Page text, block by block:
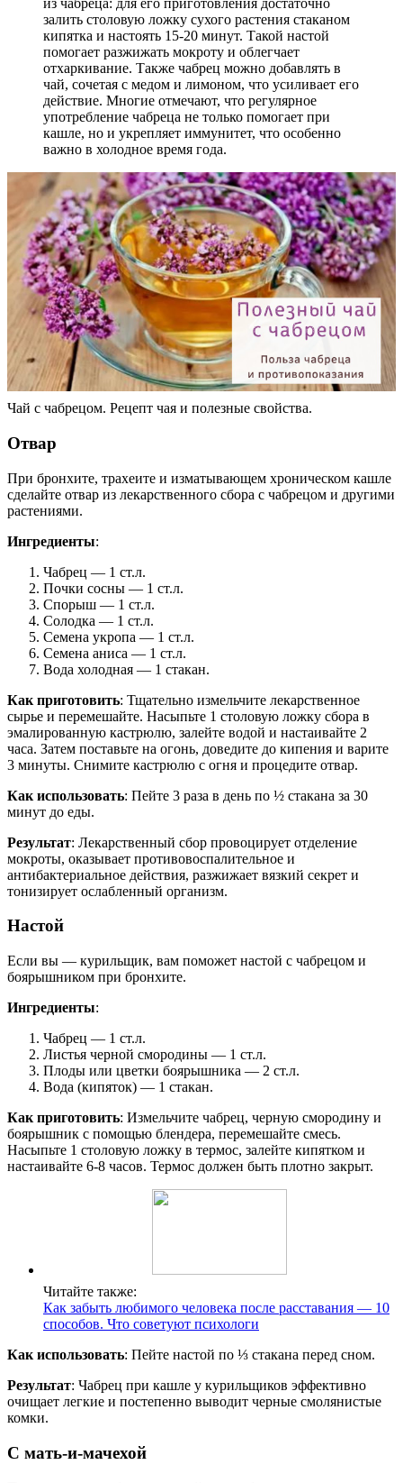
из чабреца: для его приготовления достаточно
залить столовую ложку сухого растения стаканом
кипятка и настоять 15-20 минут. Такой настой
помогает разжижать мокроту и облегчает
отхаркивание. Также чабрец можно добавлять в
чай, сочетая с медом и лимоном, что усиливает его
действие. Многие отмечают, что регулярное
употребление чабреца не только помогает при
кашле, но и укрепляет иммунитет, что особенно
важно в холодное время года.
Чай с чабрецом. Рецепт чая и полезные свойства.
Отвар
При бронхите, трахеите и изматывающем хроническом кашле
сделайте отвар из лекарственного сбора с чабрецом и другими
растениями.
Ингредиенты:
Чабрец — 1 ст.л.
Почки сосны — 1 ст.л.
Спорыш — 1 ст.л.
Солодка — 1 ст.л.
Семена укропа — 1 ст.л.
Семена аниса — 1 ст.л.
Вода холодная — 1 стакан.
Как приготовить: Тщательно измельчите лекарственное
сырье и перемешайте. Насыпьте 1 столовую ложку сбора в
эмалированную кастрюлю, залейте водой и настаивайте 2
часа. Затем поставьте на огонь, доведите до кипения и варите
3 минуты. Снимите кастрюлю с огня и процедите отвар.
Как использовать: Пейте 3 раза в день по ½ стакана за 30
минут до еды.
Результат: Лекарственный сбор провоцирует отделение
мокроты, оказывает противовоспалительное и
антибактериальное действия, разжижает вязкий секрет и
тонизирует ослабленный организм.
Настой
Если вы — курильщик, вам поможет настой с чабрецом и
боярышником при бронхите.
Ингредиенты:
Чабрец — 1 ст.л.
Листья черной смородины — 1 ст.л.
Плоды или цветки боярышника — 2 ст.л.
Вода (кипяток) — 1 стакан.
Как приготовить: Измельчите чабрец, черную смородину и
боярышник с помощью блендера, перемешайте смесь.
Насыпьте 1 столовую ложку в термос, залейте кипятком и
настаивайте 6-8 часов. Термос должен быть плотно закрыт.
Читайте также:
Как забыть любимого человека после расставания — 10
способов. Что советуют психологи
Как использовать: Пейте настой по ⅓ стакана перед сном.
Результат: Чабрец при кашле у курильщиков эффективно
очищает легкие и постепенно выводит черные смолянистые
комки.
С мать-и-мачехой